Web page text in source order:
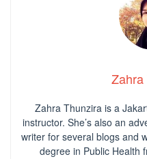
Zahra Thunzira is a
instructor. She’s also an
writer for several blogs and
degree in Public Health